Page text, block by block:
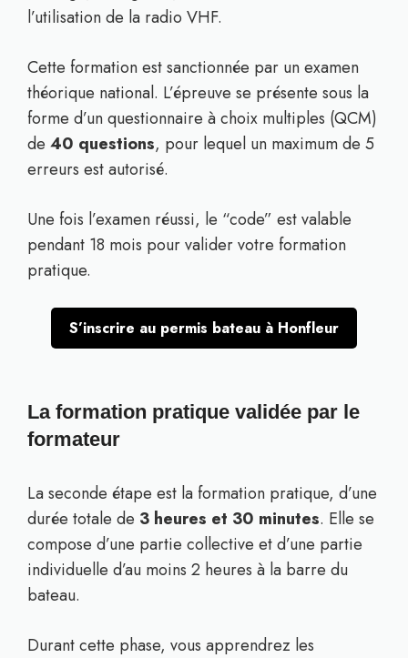
l’utilisation de la radio VHF.
Cette formation est sanctionnée par un examen
théorique national. L’épreuve se présente sous la
forme d’un questionnaire à choix multiples (QCM)
de 40 questions, pour lequel un maximum de 5
erreurs est autorisé.
Une fois l’examen réussi, le “code” est valable
pendant 18 mois pour valider votre formation
pratique.
S’inscrire au permis bateau à Honfleur
La formation pratique validée par le
formateur
La seconde étape est la formation pratique, d’une
durée totale de 3 heures et 30 minutes. Elle se
compose d’une partie collective et d’une partie
individuelle d’au moins 2 heures à la barre du
bateau.
Durant cette phase, vous apprendrez les